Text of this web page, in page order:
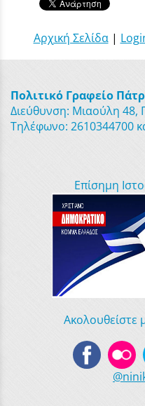
Αρχική Σελίδα|
Πολιτικό Γραφείο
Διεύθυνση: Μιαούλη 48,
Τηλέφωνο: 2610344700
Επίσημη
Ακολουθείστε